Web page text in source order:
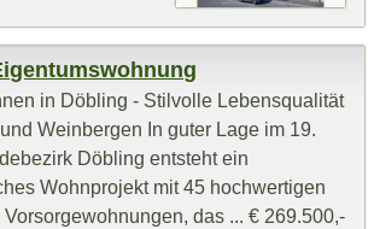
in Döbling - Stilvolle Lebensqualität
Weinbergen In guter Lage im 19.
Döbling entsteht ein
Wohnprojekt mit 45 hochwertigen
das ... € 269.500,-